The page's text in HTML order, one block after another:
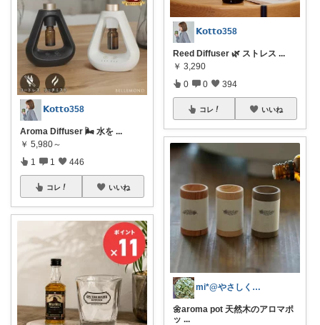
𝗞𝗼𝘁𝘁𝗼358
Aroma Diffuser 🌬️ 水を ...
￥ 5,980～
1 1 446
コレ いいね
𝗞𝗼𝘁𝘁𝗼358
Reed Diffuser 🌿 ストレス ...
￥ 3,290
0 0 394
コレ いいね
mi*@やさしく整う暮らし
🌼aroma pot 天然木のアロマポ
ッ ...